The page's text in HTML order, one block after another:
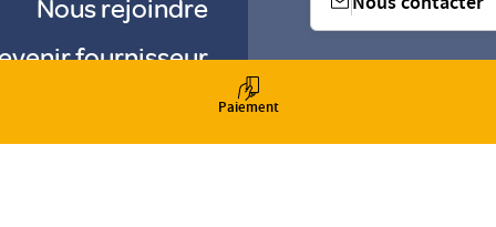
paramètres de confidentialité, en garantissant la
Paiement
Nous rejoindre
fournisseur
Droits & Devoirs-Agence digitale : VOID